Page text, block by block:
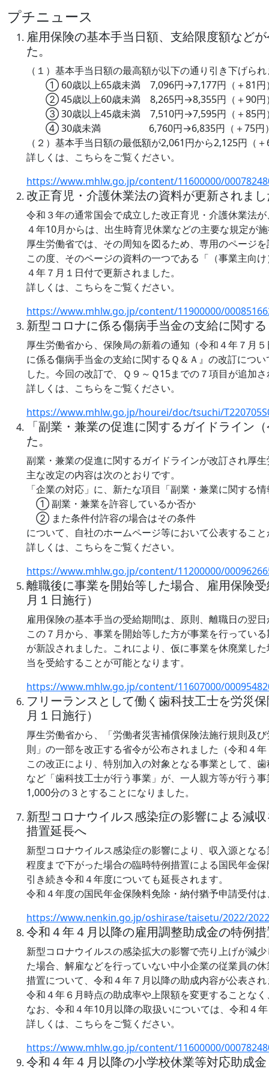
プチニュース
雇用保険の基本手当日額、支給限度額など
た。
（１）基本手当日額の最高額が以下の通り引き下げら
① 60歳以上65歳未満 7,096円→7,177円（＋81円
② 45歳以上60歳未満 8,265円→8,355円（＋90円
③ 30歳以上45歳未満 7,510円→7,595円（＋85円
④ 30歳未満 6,760円→6,835円（＋75円
（２）基本手当日額の最低額が2,061円から2,125円（
詳しくは、こちらをご覧ください。
https://www.mhlw.go.jp/content/11600000/
改正育児・介護休業法の資料が更新されま
令和３年の通常国会で成立した改正育児・介護休業法
４年10月からは、出生時育児休業などの主要な規定が
厚生労働省では、その周知を図るため、専用のページ
この度、そのページの資料の一つである「（事業主向
４年７月１日付で更新されました。
詳しくは、こちらをご覧ください。
https://www.mhlw.go.jp/content/11900000/
新型コロナに係る傷病手当金の支給に関す
厚生労働省から、保険局の新着の通知（令和４年７月
に係る傷病手当金の支給に関するＱ＆Ａ』の改訂につ
した。今回の改訂で、Ｑ９～Ｑ15までの７項目が追加
詳しくは、こちらをご覧ください。
https://www.mhlw.go.jp/hourei/doc/tsuchi/
「副業・兼業の促進に関するガイドライン
た。
副業・兼業の促進に関するガイドラインが改訂され厚
主な改定の内容は次のとおりです。
「企業の対応」に、新たな項目「副業・兼業に関する
① 副業・兼業を許容しているか否か
② また条件付許容の場合はその条件
について、自社のホームページ等において公表するこ
詳しくは、こちらをご覧ください。
https://www.mhlw.go.jp/content/11200000/
離職後に事業を開始等した場合、雇用保険
月１日施行）
雇用保険の基本手当の受給期間は、原則、離職日の翌
この７月から、事業を開始等した方が事業を行ってい
が新設されました。これにより、仮に事業を休廃業し
当を受給することが可能となります。
https://www.mhlw.go.jp/content/11607000/
フリーランスとして働く歯科技工士を労災
月１日施行）
厚生労働省から、「労働者災害補償保険法施行規則及
則」の一部を改正する省令が公布されました（令和４
この改正により、特別加入の対象となる事業として、
など「歯科技工士が行う事業」が、一人親方等が行う
1,000分の３とすることになりました。
新型コロナウイルス感染症の影響による減
措置延長へ
新型コロナウイルス感染症の影響により、収入源とな
程度まで下がった場合の臨時特例措置による国民年金
引き続き令和４年度についても延長されます。
令和４年度の国民年金保険料免除・納付猶予申請受付
https://www.nenkin.go.jp/oshirase/taisetu/2022/
令和４年４月以降の雇用調整助成金の特例
新型コロナウイルスの感染拡大の影響で売り上げが減
た場合、解雇などを行っていない中小企業の従業員の
措置について、令和４年７月以降の助成内容が公表さ
令和４年６月時点の助成率や上限額を変更することな
なお、令和４年10月以降の取扱いについては、令和４
詳しくは、こちらをご覧ください。
https://www.mhlw.go.jp/content/11600000/
令和４年４月以降の小学校休業等対応助成